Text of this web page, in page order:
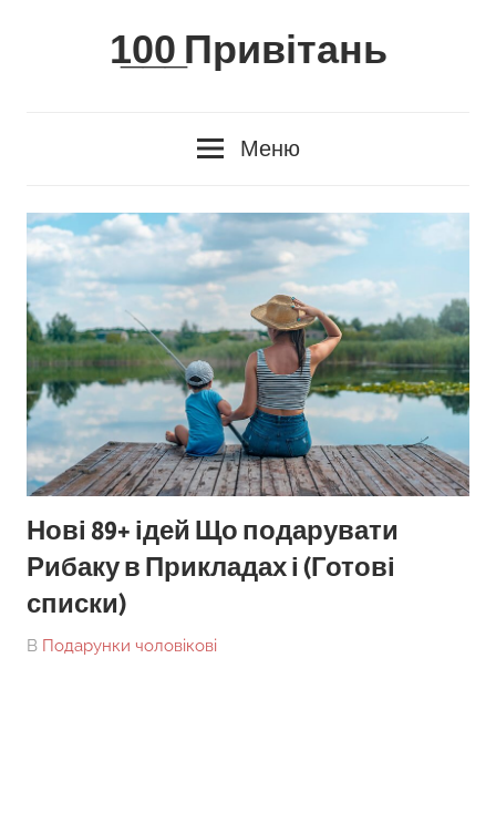
1̲0̲0̲ Привітань
Меню
Нові 89+ ідей Що подарувати
Рибаку в Прикладах і (Готові
списки)
On
By
В Подарунки чоловікові